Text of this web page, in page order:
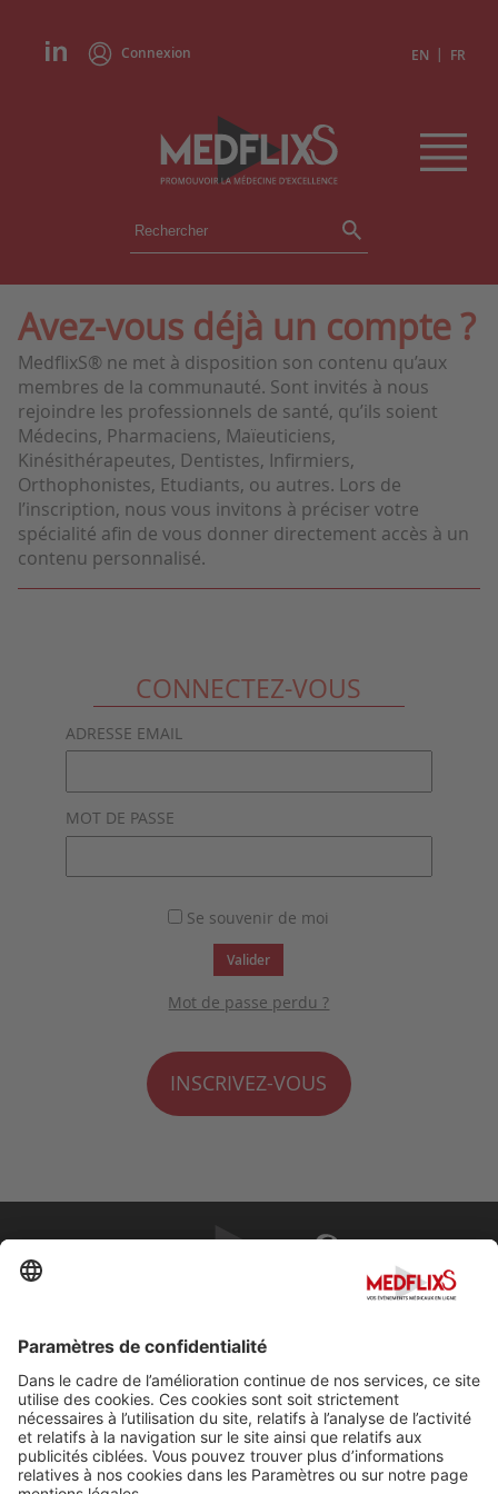
Connexion EN | FR
ÉVÉNEMENTS
INSTITUTIONS
ACADÉMIES
EXPERTS
REVUES DE PRESSE
CONGRÈS EN RÉSUMÉ
Avez-vous déjà un compte ?
MedflixS® ne met à disposition son contenu qu’aux
membres de la communauté. Sont invités à nous
rejoindre les professionnels de santé, qu’ils soient
Médecins, Pharmaciens, Maïeuticiens,
Kinésithérapeutes, Dentistes, Infirmiers,
Orthophonistes, Etudiants, ou autres. Lors de
l’inscription, nous vous invitons à préciser votre
spécialité afin de vous donner directement accès à un
contenu personnalisé.
CONNECTEZ-VOUS
ADRESSE EMAIL
MOT DE PASSE
Se souvenir de moi
Valider
Mot de passe perdu ?
INSCRIVEZ-VOUS
À propos de MedflixS®
Aide
Contact
Mentions légales